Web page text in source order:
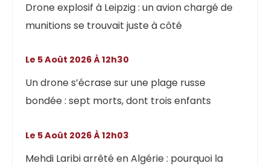
Drone explosif à Leipzig : un avion chargé de
munitions se trouvait juste à côté
Un drone s’écrase sur une plage russe
bondée : sept morts, dont trois enfants
Le 5 Août 2026 À 12h30
Mehdi Laribi arrêté en Algérie : pourquoi la
Le 5 Août 2026 À 12h03